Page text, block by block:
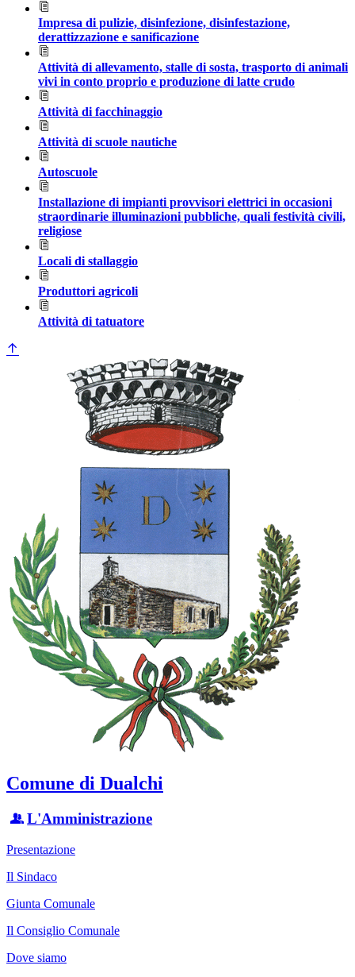
Impresa di pulizie, disinfezione, disinfestazione,
derattizzazione e sanificazione
Attività di allevamento, stalle di sosta, trasporto di animali
vivi in conto proprio e produzione di latte crudo
Attività di facchinaggio
Attività di scuole nautiche
Autoscuole
Installazione di impianti provvisori elettrici in occasioni
straordinarie illuminazioni pubbliche, quali festività civili,
religiose
Locali di stallaggio
Produttori agricoli
Attività di tatuatore
Comune di Dualchi
L'Amministrazione
Presentazione
Il Sindaco
Giunta Comunale
Il Consiglio Comunale
Dove siamo